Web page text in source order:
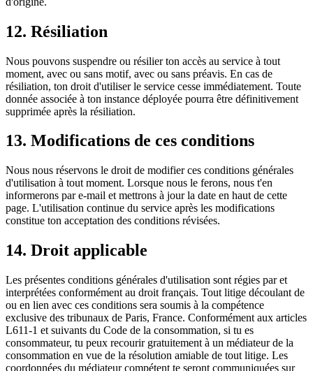
12. Résiliation
Nous pouvons suspendre ou résilier ton accès au service à tout
moment, avec ou sans motif, avec ou sans préavis. En cas de
résiliation, ton droit d'utiliser le service cesse immédiatement. Toute
donnée associée à ton instance déployée pourra être définitivement
supprimée après la résiliation.
13. Modifications de ces conditions
Nous nous réservons le droit de modifier ces conditions générales
d'utilisation à tout moment. Lorsque nous le ferons, nous t'en
informerons par e-mail et mettrons à jour la date en haut de cette
page. L'utilisation continue du service après les modifications
constitue ton acceptation des conditions révisées.
14. Droit applicable
Les présentes conditions générales d'utilisation sont régies par et
interprétées conformément au droit français. Tout litige découlant de
ou en lien avec ces conditions sera soumis à la compétence
exclusive des tribunaux de Paris, France. Conformément aux articles
L611-1 et suivants du Code de la consommation, si tu es
consommateur, tu peux recourir gratuitement à un médiateur de la
consommation en vue de la résolution amiable de tout litige. Les
coordonnées du médiateur compétent te seront communiquées sur